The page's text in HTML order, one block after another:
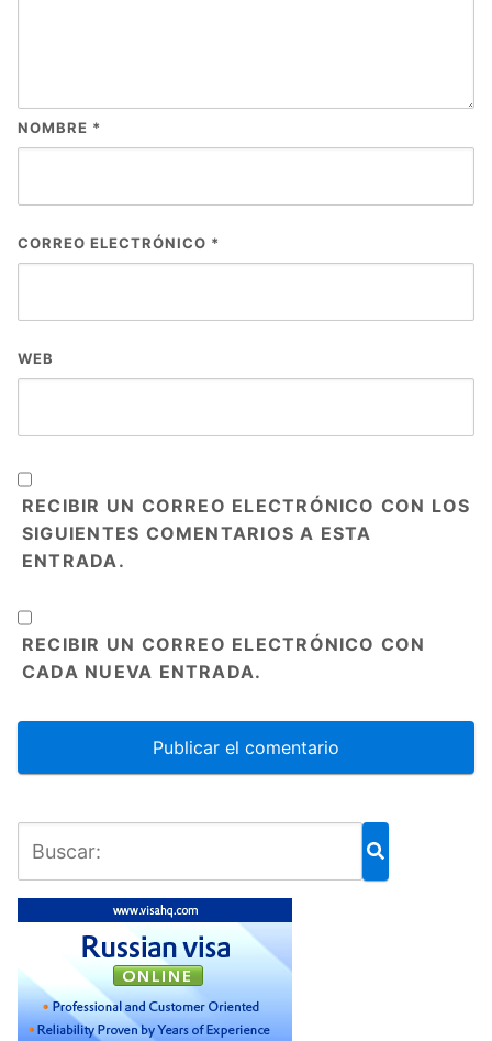
NOMBRE *
CORREO ELECTRÓNICO *
WEB
RECIBIR UN CORREO ELECTRÓNICO CON LOS
SIGUIENTES COMENTARIOS A ESTA
ENTRADA.
RECIBIR UN CORREO ELECTRÓNICO CON
CADA NUEVA ENTRADA.